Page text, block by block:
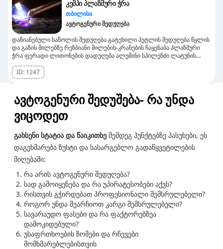
კემპი პლაზმური ჭრა
თბილისი
ავტოგენური შედუღება
დაზიანებული საწოლის შედუღება გატეხილი პეტლის შედუღება წყლის
და გაზის მილებზე რეზბიანი მილების-კრანების ჩაყენაბა პლაზმური
ჭრა ფერადი ლითონების დადუღება ალუმინი სპილენძი ლატუნის
ID: 1247
ავტოგენური შედუშება- რა უნდა
ვიცოდეთ
გახსენი სტატია და წაიკითხე შემდეგ პუნქტებზე პასუხები, ეს
დაგეხმარება ზუსტი და სასარგებლო გადაწყვეტილების
მიღებაში:
რა არის ავტოგენური შედუღება?
სად გამოიყენება და რა უპირატესობები აქვს?
რისთვის გჭირდებათ პროფესიონალი შემსრულებელი?
როგორ უნდა შეარჩიოთ კარგი შემსრულებელი?
სავარაუდო ფასები და რა ფაქტორებზეა
დამოკიდებული?
უსაფრთხოების ზომები და რჩევები
მომხმარებლებისთვის